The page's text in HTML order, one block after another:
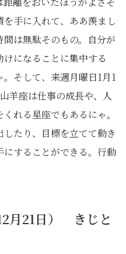
手に入れて、ああ羨まし
は無駄そのもの。自分が
になることに集中する
そして、来週月曜日1月1
羊座は仕事の成長や、人
れる星座でもあるにゃ。
たり、目標を立てて動き
することができる。行動
月21日） きじと